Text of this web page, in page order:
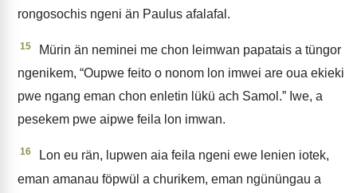
rongosochis ngeni än Paulus afalafal.
15
Mürin än neminei me chon leimwan papatais a tüngor
ngenikem, “Oupwe feito o nonom lon imwei are oua ekieki
pwe ngang eman chon enletin lükü ach Samol.” Iwe, a
pesekem pwe aipwe feila lon imwan.
16
Lon eu rän, lupwen aia feila ngeni ewe lenien iotek,
eman amanau föpwül a churikem, eman ngününgau a